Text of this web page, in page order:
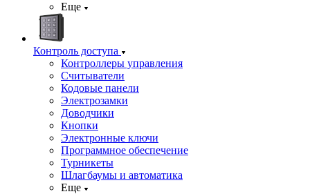
Еще
Контроль доступа
Контроллеры управления
Считыватели
Кодовые панели
Электрозамки
Доводчики
Кнопки
Электронные ключи
Программное обеспечение
Турникеты
Шлагбаумы и автоматика
Еще